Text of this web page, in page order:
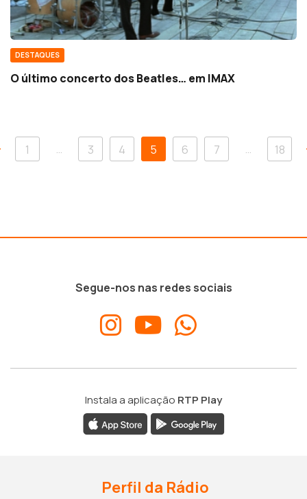
DESTAQUES
O último concerto dos Beatles… em IMAX
1 … 3 4 5 6 7 … 18
Segue-nos nas redes sociais
Instala a aplicação RTP Play
Perfil da Rádio